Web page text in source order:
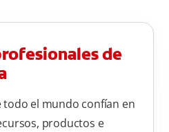
de
todo el mundo confían en
productos e